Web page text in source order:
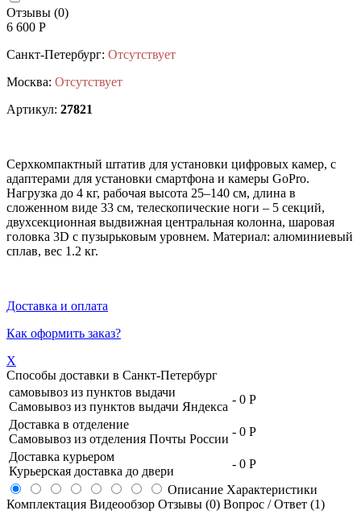
Отзывы (0)
6 600 Р
Санкт-Петербург: Отсутствует
Москва: Отсутствует
Артикул: 27821
Серхкомпактный штатив для установки цифровых камер, с
адаптерами для установки смартфона и камеры GoPro.
Нагрузка до 4 кг, рабочая высота 25–140 см, длина в
сложенном виде 33 см, телескопические ноги – 5 секций,
двухсекционная выдвижная центральная колонна, шаровая
головка 3D с пузырьковым уровнем. Материал: алюминиевый
сплав, вес 1.2 кг.
Доставка и оплата
Как оформить заказ?
X
Способы доставки в Санкт-Петербург
самовывоз из пунктов выдачи
Самовывоз из пунктов выдачи Яндекса
- 0 Р
Доставка в отделение
Самовывоз из отделения Почты России
- 0 Р
Доставка курьером
Курьерская доставка до двери
- 0 Р
Описание Характеристики
Комплектация Видеообзор Отзывы (0) Вопрос / Ответ (1)